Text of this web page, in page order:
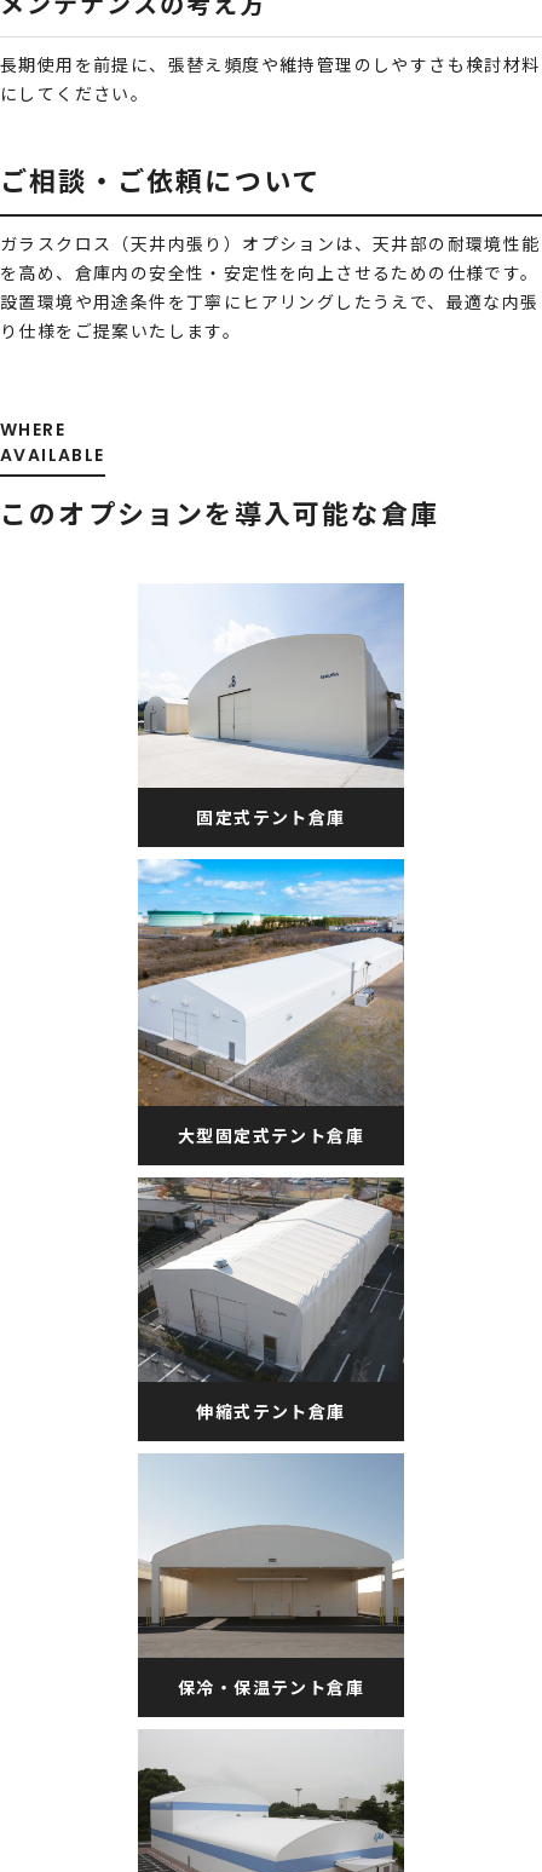
長期使用を前提に、張替え頻度や維持管理のしやすさも検討材料
にしてください。
ご相談・ご依頼について
ガラスクロス（天井内張り）オプションは、天井部の耐環境性能
を高め、倉庫内の安全性・安定性を向上させるための仕様です。
設置環境や用途条件を丁寧にヒアリングしたうえで、最適な内張
り仕様をご提案いたします。
WHERE
AVAILABLE
このオプションを導入可能な倉庫
固定式テント倉庫
大型固定式テント倉庫
伸縮式テント倉庫
保冷・保温テント倉庫